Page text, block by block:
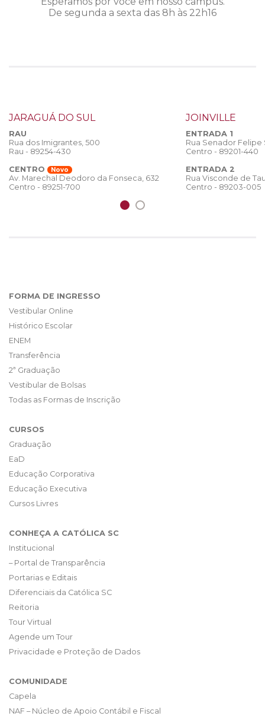
De segunda a sexta das 8h às 22h16
JARAGUÁ DO SUL
RAU
Rua dos Imigrantes, 500
Rau - 89254-430
CENTRO
Novo
Av. Marechal Deodoro da Fonseca, 632
Centro - 89251-700
JOINVILLE
ENTRADA 1
Rua Senador
Centro - 89201-440
ENTRADA 2
Rua Visconde de
Centro - 89203-005
FORMA DE INGRESSO
Vestibular Online
Histórico Escolar
ENEM
Transferência
2ª Graduação
Vestibular de Bolsas
Todas as Formas de Inscrição
CURSOS
Graduação
EaD
Educação Corporativa
Educação Executiva
Cursos Livres
CONHEÇA A CATÓLICA SC
Institucional
– Portal de Transparência
Portarias e Editais
Diferenciais da Católica SC
Reitoria
Tour Virtual
Agende um Tour
Privacidade e Proteção de Dados
COMUNIDADE
Capela
NAF – Núcleo de Apoio Contábil e Fiscal